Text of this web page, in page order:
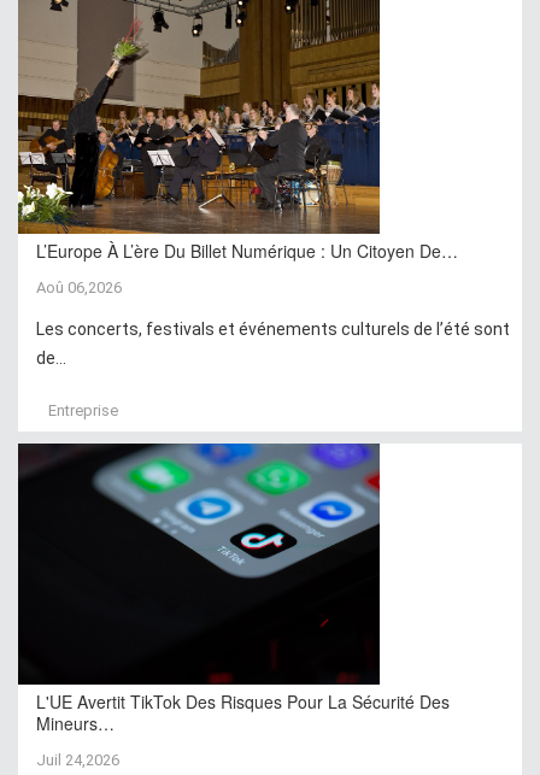
L’Europe À L’ère Du Billet Numérique : Un Citoyen De…
Aoû 06,2026
Les concerts, festivals et événements culturels de l’été sont
de...
Entreprise
L'UE Avertit TikTok Des Risques Pour La Sécurité Des
Mineurs…
Juil 24,2026